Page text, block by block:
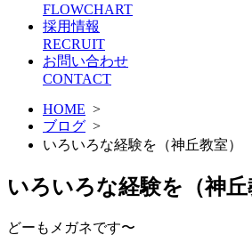
FLOWCHART
採用情報
RECRUIT
お問い合わせ
CONTACT
HOME >
ブログ >
いろいろな経験を（神丘教室）
いろいろな経験を（神丘
どーもメガネです〜